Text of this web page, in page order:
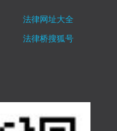
法律网址大全
法律桥搜狐号